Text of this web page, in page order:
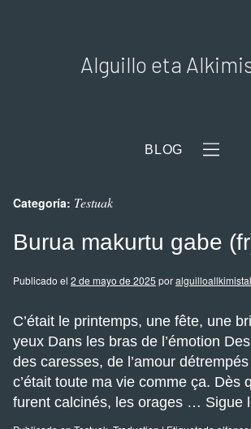
Alguillo eta
BLOG
Categoría: Testuak
Burua makurtu gabe
Publicado el 2 de mayo de 2025 por
C’était le printemps, une fête, une
yeux Dans les bras de l’émotion
des caresses, de l’amour
c’était toute ma vie comme ça. Dès
furent calcinés, les orages … Sigue